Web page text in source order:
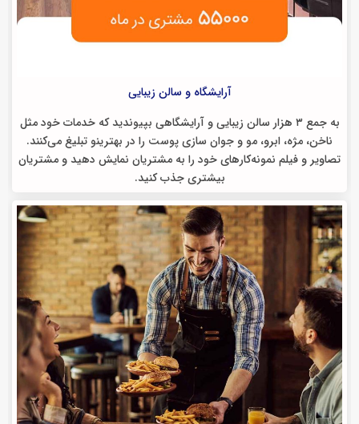
آرایشگاه و سالن زیبایی
به جمع ۳ هزار سالن زیبایی و آرایشگاهی بپیوندید که خدمات خود مثل
ناخن، مژه، ابرو، مو و جوان سازی پوست را در بهترینو تبلیغ می‌کنند.
تصاویر و فیلم نمونه‌کارهای خود را به مشتریان نمایش دهید و مشتریان
بیشتری جذب کنید.